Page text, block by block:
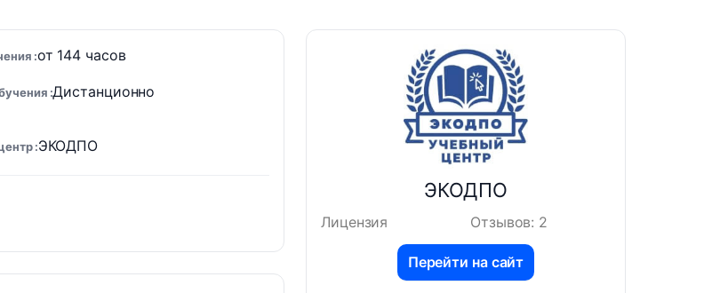
от 144 часов
Дистанционно
ЭКОДПО
ЭКОДПО
Лицензия Отзывов: 2
Перейти на сайт